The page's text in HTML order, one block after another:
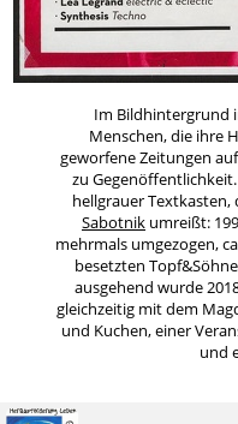
Im Bildhintergrund
Menschen, die ihre
geworfene Zeitungen
zu
hellgrauer Textkasten,
Sabotnik umreißt:
mehrmals umgezogen,
besetzten
ausgehend wurde
gleichzeitig mit dem
und Kuchen, einer
und